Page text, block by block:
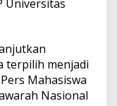
Universitas
terpilih menjadi
Mahasiswa
Nasional